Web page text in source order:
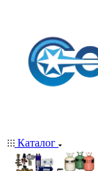
Каталог